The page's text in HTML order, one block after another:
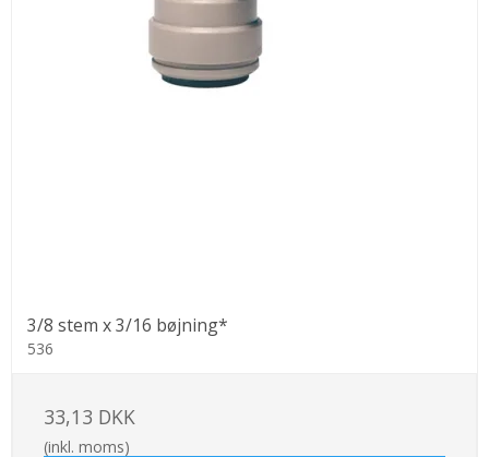
3/8 stem x 3/16 bøjning*
536
33,13 DKK
(inkl. moms)